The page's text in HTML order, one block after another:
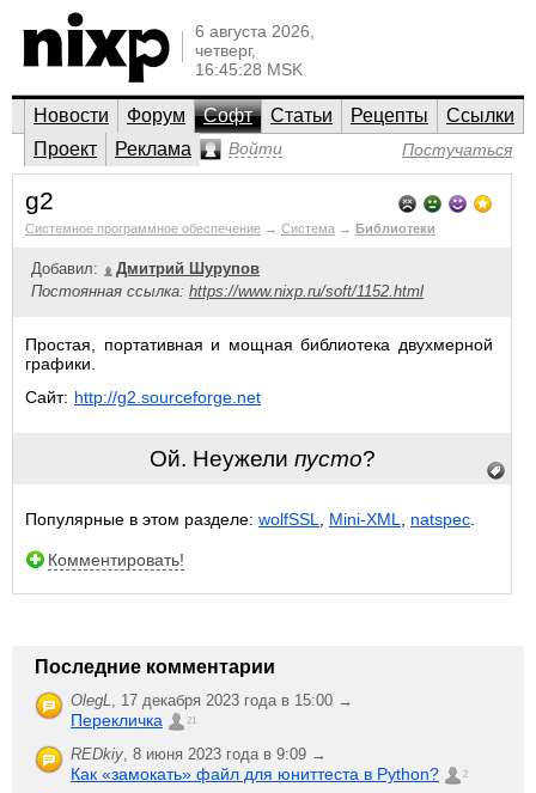
6 августа 2026,
четверг,
16:45:28 MSK
Новости Форум Софт Статьи Рецепты
Ссылки
Проект
Реклама Войти Постучаться
g2
Системное программное обеспечение → Система → Библиотеки
Добавил:
Дмитрий Шурупов
Постоянная ссылка: https://www.nixp.ru/soft/1152.html
Простая, портативная и мощная библиотека двухмерной
графики.
Сайт: http://g2.sourceforge.net
Ой. Неужели пусто?
Популярные в этом разделе: wolfSSL Mini-XML natspec
Комментировать!
Последние комментарии
OlegL, 17 декабря 2023 года в 15:00 →
Перекличка 21
REDkiy, 8 июня 2023 года в 9:09 →
Как «замокать» файл для юниттеста в Python? 2